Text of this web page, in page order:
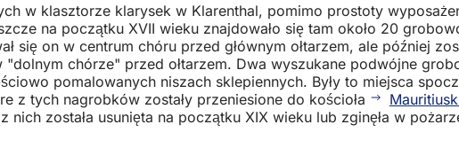
w klasztorze klarysek w Klarenthal, pomimo prostoty
na początku XVII wieku znajdowało się tam około 20
się on w centrum chóru przed głównym ołtarzem, ale później
chórze" przed ołtarzem. Dwa wyszukane podwójne
pomalowanych niszach sklepiennych. Były to miejsca
z tych nagrobków zostały przeniesione do kościoła
została usunięta na początku XIX wieku lub zginęła w